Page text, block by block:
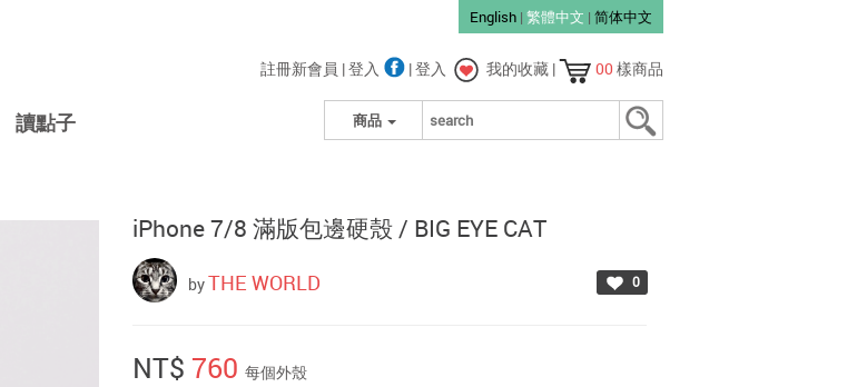
English | 繁體中文 | 简体中文
註冊新會員 |登入 |登入 我的收藏 | 00 樣商品
商品
讀點子
iPhone 7/8 滿版包邊硬殼 / BIG EYE CAT
0
byTHE WORLD
NT$ 760 每個外殼